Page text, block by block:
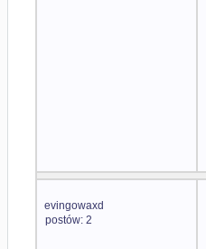
evingowaxd
postów: 2